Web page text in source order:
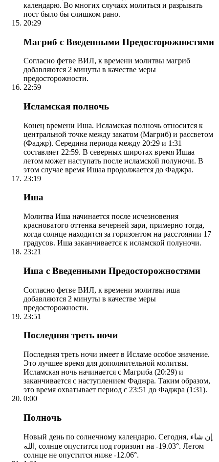
календарю. Во многих случаях молиться и разрывать
пост было бы слишком рано.
20:29
Магриб с Введенными Предосторожностями
Согласно фетве ВИЛ, к времени молитвы магриб
добавляются 2 минуты в качестве меры
предосторожности.
22:59
Исламская полночь
Конец времени Иша. Исламская полночь относится к
центральной точке между закатом (Магриб) и рассветом
(Фаджр). Середина периода между 20:29 и 1:31
составляет 22:59. В северных широтах время Ишаа
летом может наступать после исламской полуночи. В
этом случае время Ишаа продолжается до Фаджра.
23:19
Иша
Молитва Иша начинается после исчезновения
красноватого оттенка вечерней зари, примерно тогда,
когда солнце находится за горизонтом на расстоянии 17
градусов. Иша заканчивается к исламской полуночи.
23:21
Иша с Введенными Предосторожностями
Согласно фетве ВИЛ, к времени молитвы иша
добавляются 2 минуты в качестве меры
предосторожности.
23:51
Последняя треть ночи
Последняя треть ночи имеет в Исламе особое значение.
Это лучшее время для дополнительной молитвы.
Исламская ночь начинается с Магриба (20:29) и
заканчивается с наступлением Фаджра. Таким образом,
это время охватывает период с 23:51 до Фаджра (1:31).
0:00
Полночь
Новый день по солнечному календарю. Сегодня, إن شاء
الله, солнце опустится под горизонт на -19.03°. Летом
солнце не опустится ниже -12.06°.